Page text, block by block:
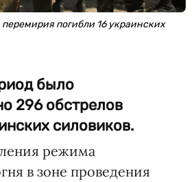
погибли 16 украинских
было
296 обстрелов
силовиков.
режима
в зоне проведения